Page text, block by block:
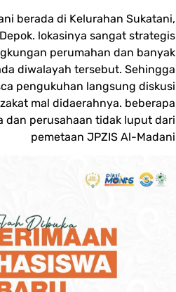
berada di Kelurahan Sukatani,
lokasinya sangat strategis
perumahan dan banyak
diwalayah tersebut. Sehingga
pengukuhan langsung diskusi
mal didaerahnya. beberapa
dan perusahaan tidak luput dari
pemetaan JPZIS Al-Madani